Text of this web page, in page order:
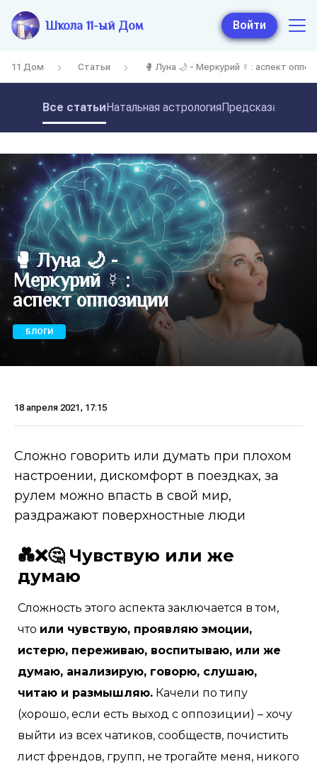
Школа 11-ый Дом Войти
11 Дом Статьи 🥊 Луна 🌙 - Меркурий ☿ : аспект
Все статьиНатальная астрология
🥊 Луна 🌙 -
Меркурий ☿ :
аспект оппозиции
БЛОГИ
18 апреля 2021, 17:15
Сложно говорить или думать при плохом
настроении, дискомфорт в поездках, за
рулем можно впасть в свой мир,
раздражают поверхностные люди
💑❌🤔 Чувствую или же
думаю
Сложность этого аспекта заключается в том,
что или чувствую, проявляю эмоции,
истерю, переживаю, воспитываю, или же
думаю, анализирую, говорю, слушаю,
читаю и размышляю. Качели по типу
(хорошо, если есть выход с оппозиции) – хочу
выйти из всех чатиков, сообществ, почистить
лист френдов, групп, не трогайте меня, никого